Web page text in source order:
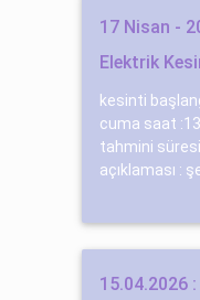
17 Nisan -
Elektrik
kesinti
cuma saat
tahmini
açıklaması :
15.04.2026